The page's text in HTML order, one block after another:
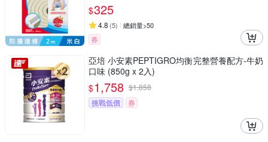
$325
4.8 (5) 總銷量>50
券
亞培 小安素PEPTIGRO均衡完整營養配方-牛奶
口味 (850g x 2入)
$1,758 $1,858
挑戰低價
券